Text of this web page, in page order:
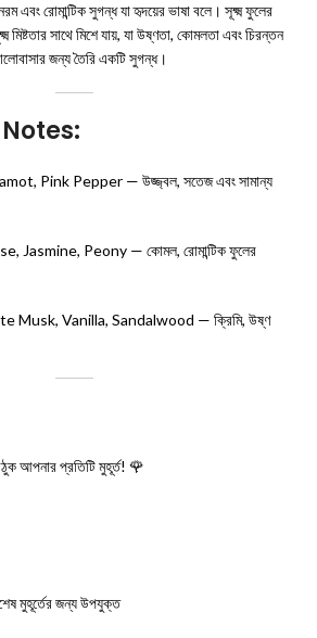
এবং রোমান্টিক সুগন্ধ যা হৃদয়ের ভাষা বলে। সূক্ষ্ম ফুলের
মিষ্টতার সাথে মিশে যায়, যা উষ্ণতা, কোমলতা এবং চিরন্তন
জন্য তৈরি একটি সুগন্ধ।
Pink Pepper — উজ্জ্বল, সতেজ এবং সামান্য
Jasmine, Peony — কোমল, রোমান্টিক ফুলের
Musk, Vanilla, Sandalwood — ক্রিমি, উষ্ণ
আপনার প্রতিটি মুহূর্ত! 🌹
মুহূর্তের জন্য উপযুক্ত